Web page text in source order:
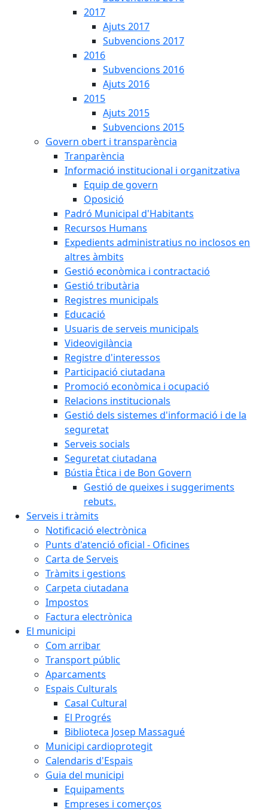
2017
Ajuts 2017
Subvencions 2017
2016
Subvencions 2016
Ajuts 2016
2015
Ajuts 2015
Subvencions 2015
Govern obert i transparència
Tranparència
Informació institucional i organitzativa
Equip de govern
Oposició
Padró Municipal d'Habitants
Recursos Humans
Expedients administratius no inclosos en
altres àmbits
Gestió econòmica i contractació
Gestió tributària
Registres municipals
Educació
Usuaris de serveis municipals
Videovigilància
Registre d'interessos
Participació ciutadana
Promoció econòmica i ocupació
Relacions institucionals
Gestió dels sistemes d'informació i de la
seguretat
Serveis socials
Seguretat ciutadana
Bústia Ètica i de Bon Govern
Gestió de queixes i suggeriments
rebuts.
Serveis i tràmits
Notificació electrònica
Punts d'atenció oficial - Oficines
Carta de Serveis
Tràmits i gestions
Carpeta ciutadana
Impostos
Factura electrònica
El municipi
Com arribar
Transport públic
Aparcaments
Espais Culturals
Casal Cultural
El Progrés
Biblioteca Josep Massagué
Municipi cardioprotegit
Calendaris d'Espais
Guia del municipi
Equipaments
Empreses i comerços